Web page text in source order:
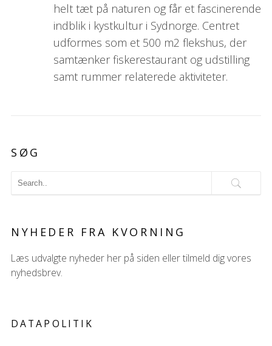
helt tæt på naturen og får et fascinerende
indblik i kystkultur i Sydnorge. Centret
udformes som et 500 m2 flekshus, der
samtænker fiskerestaurant og udstilling
samt rummer relaterede aktiviteter.
SØG
NYHEDER FRA KVORNING
Læs udvalgte nyheder her på siden eller tilmeld dig vores
nyhedsbrev.
DATAPOLITIK